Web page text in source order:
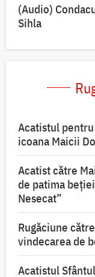
(Audio)
Sihla
Acatistul
icoana Maicii
Acatist către
de patima
Nesecat”
Rugăciune
vindecarea de
Acatistul